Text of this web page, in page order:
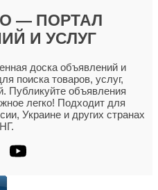
— ПОРТАЛ
И УСЛУГ
доска объявлений и
поиска товаров, услуг,
Публикуйте объявления
легко! Подходит для
Украине и других странах